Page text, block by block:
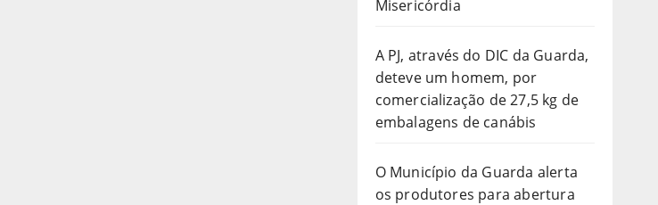
Misericórdia
A PJ, através do DIC da Guarda,
deteve um homem, por
comercialização de 27,5 kg de
embalagens de canábis
O Município da Guarda alerta
os produtores para abertura